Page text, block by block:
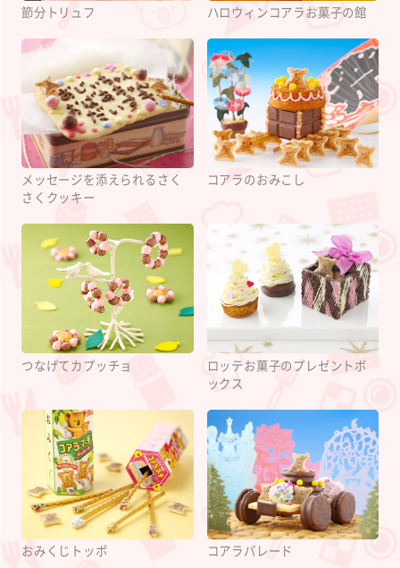
節分トリュフ ハロウィンコアラお菓子の館
メッセージを添えられるさく
さくクッキー
コアラのおみこし
つなげてカプッチョ
ロッテお菓子のプレゼントボ
ックス
おみくじトッポ コアラパレード